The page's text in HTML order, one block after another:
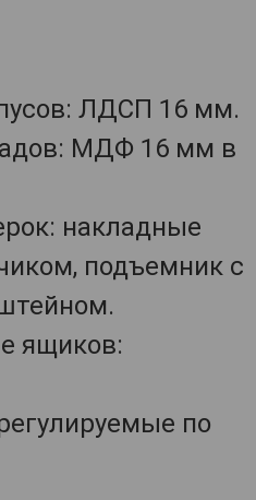
ЛДСП 16 мм.
МДФ 16 мм в
накладные
подъемник с
ящиков:
по